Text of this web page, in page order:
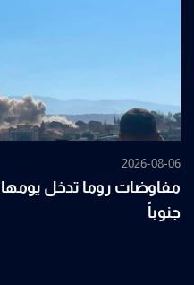
2026-08-06
مفاوضات روما تدخل يومها
جنوباً